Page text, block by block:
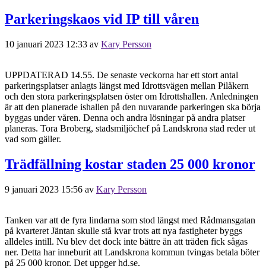
Parkeringskaos vid IP till våren
10 januari 2023 12:33 av Kary Persson
UPPDATERAD 14.55. De senaste veckorna har ett stort antal
parkeringsplatser anlagts längst med Idrottsvägen mellan Pilåkern
och den stora parkeringsplatsen öster om Idrottshallen. Anledningen
är att den planerade ishallen på den nuvarande parkeringen ska börja
byggas under våren. Denna och andra lösningar på andra platser
planeras. Tora Broberg, stadsmiljöchef på Landskrona stad reder ut
vad som gäller.
Trädfällning kostar staden 25 000 kronor
9 januari 2023 15:56 av Kary Persson
Tanken var att de fyra lindarna som stod längst med Rådmansgatan
på kvarteret Jäntan skulle stå kvar trots att nya fastigheter byggs
alldeles intill. Nu blev det dock inte bättre än att träden fick sågas
ner. Detta har inneburit att Landskrona kommun tvingas betala böter
på 25 000 kronor. Det uppger hd.se.